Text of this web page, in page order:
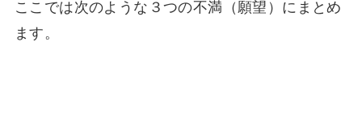
ここでは次のような ３つの不満（願望） にまとめ
ます。